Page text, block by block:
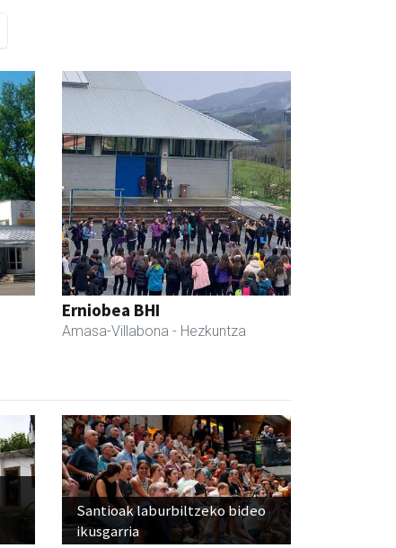
Erniobea BHI
Amasa-Villabona - Hezkuntza
Santioak laburbiltzeko bideo
ikusgarria